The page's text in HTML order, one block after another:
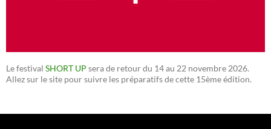
Le festival SHORT UP sera de retour du 14 au 22 novembre 2026.
Allez sur le site pour suivre les préparatifs de cette 15ème édition.